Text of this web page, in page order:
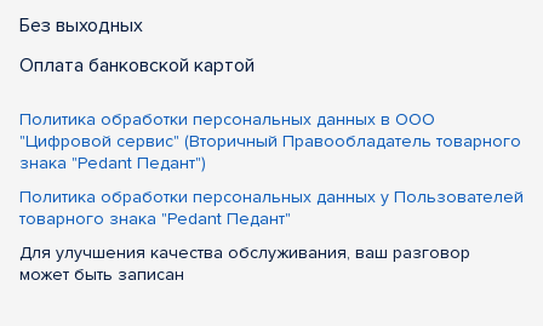
Без выходных
Оплата банковской картой
Политика обработки персональных данных в ООО
"Цифровой сервис" (Вторичный Правообладатель товарного
знака "Pedant Педант")
Политика обработки персональных данных у Пользователей
товарного знака "Pedant Педант"
Для улучшения качества обслуживания, ваш разговор
может быть записан